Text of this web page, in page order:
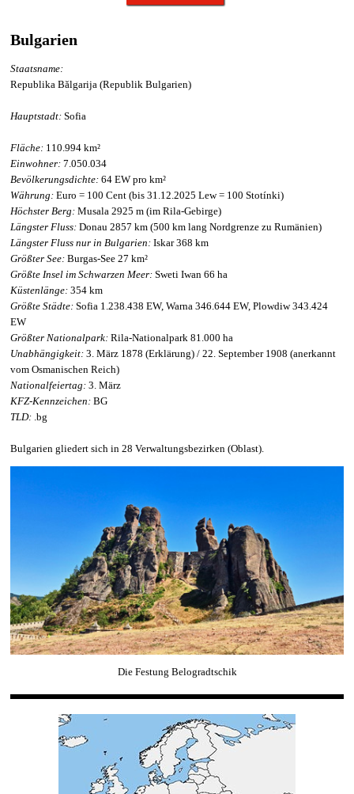
Bulgarien
Staatsname:
Republika Bălgarija (Republik Bulgarien)
Hauptstadt: Sofia
Fläche: 110.994 km²
Einwohner: 7.050.034
Bevölkerungsdichte: 64 EW pro km²
Währung: Euro = 100 Cent (bis 31.12.2025 Lew = 100 Stotínki)
Höchster Berg: Musala 2925 m (im Rila-Gebirge)
Längster Fluss: Donau 2857 km (500 km lang Nordgrenze zu Rumänien)
Längster Fluss nur in Bulgarien: Iskar 368 km
Größter See: Burgas-See 27 km²
Größte Insel im Schwarzen Meer: Sweti Iwan 66 ha
Küstenlänge: 354 km
Größte Städte: Sofia 1.238.438 EW, Warna 346.644 EW, Plowdiw 343.424
EW
Größter Nationalpark: Rila-Nationalpark 81.000 ha
Unabhängigkeit: 3. März 1878 (Erklärung) / 22. September 1908 (anerkannt
vom Osmanischen Reich)
Nationalfeiertag: 3. März
KFZ-Kennzeichen: BG
TLD: .bg
Bulgarien gliedert sich in 28 Verwaltungsbezirken (Oblast).
Die Festung Belogradtschik